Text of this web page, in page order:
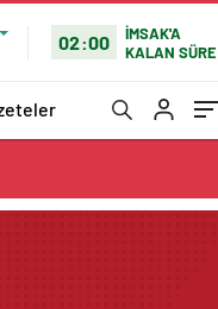
02:00
İMSAK'A
KALAN SÜRE